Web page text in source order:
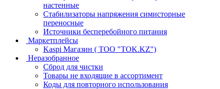
настенные
Стабилизаторы напряжения симисторные
переносные
Источники бесперебойного питания
Маркетплейсы
Kaspi Магазин ( ТОО "TOK.KZ")
Неразобранное
Сброд для чистки
Товары не входящие в ассортимент
Коды для повторного использования